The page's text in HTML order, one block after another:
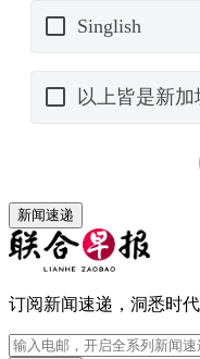
新闻速递
订阅新闻速递，洞悉时代